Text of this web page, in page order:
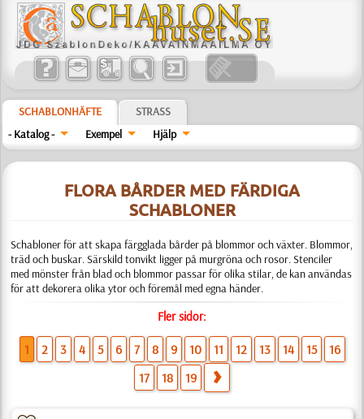
SCHABLONHÄFTE
STRASS
- Katalog -
Exempel Hjälp
FLORA BÅRDER MED FÄRDIGA
SCHABLONER
Schabloner för att skapa färgglada bårder på blommor och växter. Blommor,
träd och buskar. Särskild tonvikt ligger på murgröna och rosor. Stenciler
med mönster från blad och blommor passar för olika stilar, de kan användas
för att dekorera olika ytor och föremål med egna händer.
Fler sidor:
1 2 3 4 5 6 7 8 9 10 11 12 13 14 15
16
17
18 19